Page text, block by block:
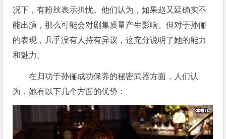
况下，有粉丝表示担忧。他们认为，如果赵又廷确实不
能出演，那么可能会对剧集质量产生影响。但对于孙俪
的表现，几乎没有人持有异议，这充分说明了她的能力
和魅力。
在归功于孙俪成功保养的秘密武器方面，人们认
为，她有以下几个方面的优势：